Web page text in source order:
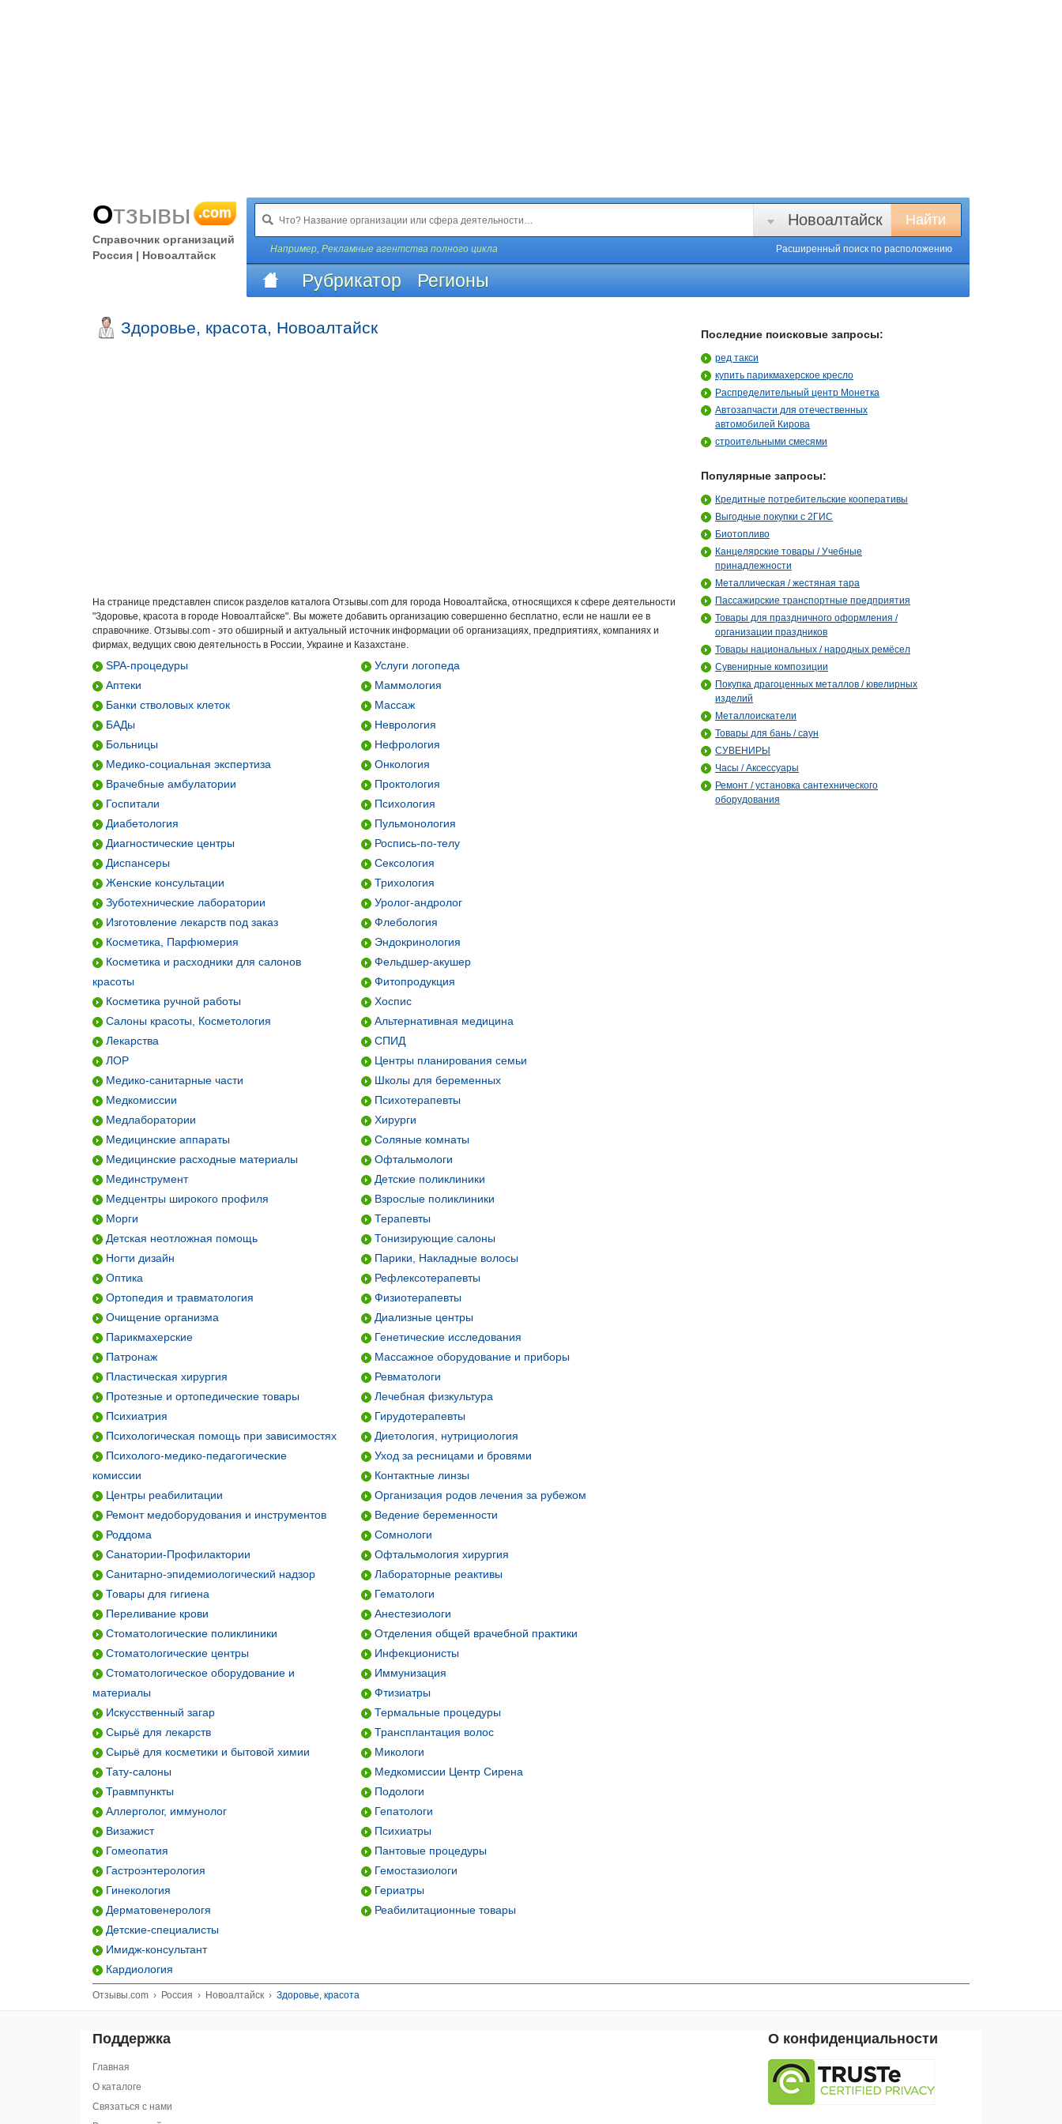
Отзывы .com
Справочник организаций
Россия | Новоалтайск
Найти
Новоалтайск
Например, Рекламные агентства полного цикла Расширенный поиск по расположению
Рубрикатор Регионы
Здоровье, красота, Новоалтайск
На странице представлен список разделов каталога Отзывы.com для города Новоалтайска, относящихся к сфере деятельности
"Здоровье, красота в городе Новоалтайске". Вы можете добавить организацию совершенно бесплатно, если не нашли ее в
справочнике. Отзывы.com - это обширный и актуальный источник информации об организациях, предприятиях, компаниях и
фирмах, ведущих свою деятельность в России, Украине и Казахстане.
SPA-процедуры
Аптеки
Банки стволовых клеток
БАДы
Больницы
Медико-социальная экспертиза
Врачебные амбулатории
Госпитали
Диабетология
Диагностические центры
Диспансеры
Женские консультации
Зуботехнические лаборатории
Изготовление лекарств под заказ
Косметика, Парфюмерия
Косметика и расходники для салонов
красоты
Косметика ручной работы
Салоны красоты, Косметология
Лекарства
ЛОР
Медико-санитарные части
Медкомиссии
Медлаборатории
Медицинские аппараты
Медицинские расходные материалы
Мединструмент
Медцентры широкого профиля
Морги
Детская неотложная помощь
Ногти дизайн
Оптика
Ортопедия и травматология
Очищение организма
Парикмахерские
Патронаж
Пластическая хирургия
Протезные и ортопедические товары
Психиатрия
Психологическая помощь при зависимостях
Психолого-медико-педагогические
комиссии
Центры реабилитации
Ремонт медоборудования и инструментов
Роддома
Санатории-Профилактории
Санитарно-эпидемиологический надзор
Товары для гигиена
Переливание крови
Стоматологические поликлиники
Стоматологические центры
Стоматологическое оборудование и
материалы
Искусственный загар
Сырьё для лекарств
Сырьё для косметики и бытовой химии
Тату-салоны
Травмпункты
Аллерголог, иммунолог
Визажист
Гомеопатия
Гастроэнтерология
Гинекология
Дерматовенерологя
Детские-специалисты
Имидж-консультант
Кардиология
Услуги логопеда
Маммология
Массаж
Неврология
Нефрология
Онкология
Проктология
Психология
Пульмонология
Роспись-по-телу
Сексология
Трихология
Уролог-андролог
Флебология
Эндокринология
Фельдшер-акушер
Фитопродукция
Хоспис
Альтернативная медицина
СПИД
Центры планирования семьи
Школы для беременных
Психотерапевты
Хирурги
Соляные комнаты
Офтальмологи
Детские поликлиники
Взрослые поликлиники
Терапевты
Тонизирующие салоны
Парики, Накладные волосы
Рефлексотерапевты
Физиотерапевты
Диализные центры
Генетические исследования
Массажное оборудование и приборы
Ревматологи
Лечебная физкультура
Гирудотерапевты
Диетология, нутрициология
Уход за ресницами и бровями
Контактные линзы
Организация родов лечения за рубежом
Ведение беременности
Сомнологи
Офтальмология хирургия
Лабораторные реактивы
Гематологи
Анестезиологи
Отделения общей врачебной практики
Инфекционисты
Иммунизация
Фтизиатры
Термальные процедуры
Трансплантация волос
Микологи
Медкомиссии Центр Сирена
Подологи
Гепатологи
Психиатры
Пантовые процедуры
Гемостазиологи
Гериатры
Реабилитационные товары
Последние поисковые запросы:
ред такси
купить парикмахерское кресло
Распределительный центр Монетка
Автозапчасти для отечественных
автомобилей Кирова
строительными смесями
Популярные запросы:
Кредитные потребительские кооперативы
Выгодные покупки с 2ГИС
Биотопливо
Канцелярские товары / Учебные
принадлежности
Металлическая / жестяная тара
Пассажирские транспортные предприятия
Товары для праздничного оформления /
организации праздников
Товары национальных / народных ремёсел
Сувенирные композиции
Покупка драгоценных металлов / ювелирных
изделий
Металлоискатели
Товары для бань / саун
СУВЕНИРЫ
Часы / Аксессуары
Ремонт / установка сантехнического
оборудования
Отзывы.com › Россия › Новоалтайск › Здоровье, красота
Поддержка
Главная
О каталоге
Связаться с нами
О конфиденциальности